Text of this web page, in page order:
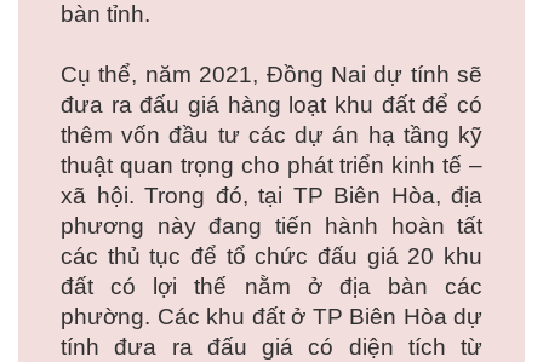
bàn tỉnh.
Cụ thể, năm 2021, Đồng Nai dự tính sẽ
đưa ra đấu giá hàng loạt khu đất để có
thêm vốn đầu tư các dự án hạ tầng kỹ
thuật quan trọng cho phát triển kinh tế –
xã hội. Trong đó, tại TP Biên Hòa, địa
phương này đang tiến hành hoàn tất
các thủ tục để tổ chức đấu giá 20 khu
đất có lợi thế nằm ở địa bàn các
phường. Các khu đất ở TP Biên Hòa dự
tính đưa ra đấu giá có diện tích từ